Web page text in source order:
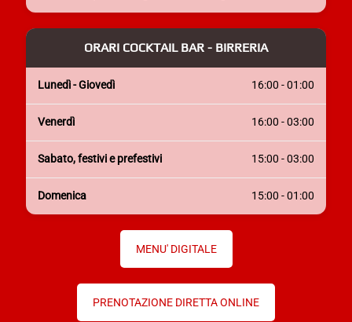
ORARI COCKTAIL BAR - BIRRERIA
Lunedì - Giovedì 16:00 - 01:00
Venerdì 16:00 - 03:00
Sabato, festivi e prefestivi 15:00 - 03:00
Domenica 15:00 - 01:00
MENU' DIGITALE
PRENOTAZIONE DIRETTA ONLINE